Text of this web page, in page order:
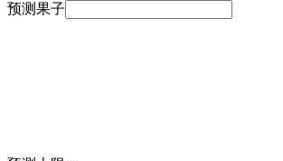
预测果子